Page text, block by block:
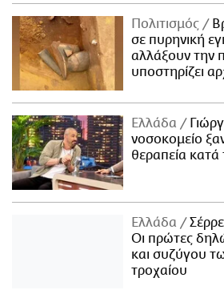
Πολιτισμός
σε πυρηνική
αλλάξουν την
υποστηρίζει
Ελλάδα
νοσοκομείο
θεραπεία κατά
Ελλάδα
Οι πρώτες
και συζύγου
τροχαίου